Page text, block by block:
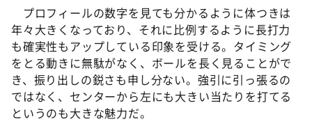
プロフィールの数字を見ても分かるように体つきは
年々大きくなっており、それに比例するように長打力
も確実性もアップしている印象を受ける。タイミング
をとる動きに無駄がなく、ボールを長く見ることがで
き、振り出しの鋭さも申し分ない。強引に引っ張るの
ではなく、センターから左にも大きい当たりを打てる
というのも大きな魅力だ。